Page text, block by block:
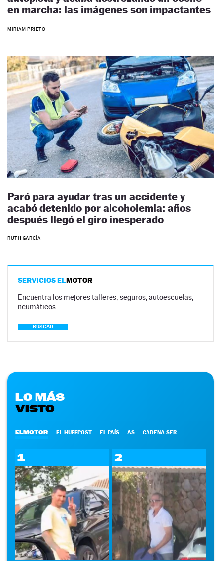
en marcha: las imágenes son impactantes
MIRIAM PRIETO
Paró para ayudar tras un accidente y
acabó detenido por alcoholemia: años
después llegó el giro inesperado
RUTH GARCÍA
SERVICIOS ELMOTOR
Encuentra los mejores talleres, seguros, autoescuelas,
neumáticos…
BUSCAR
LO MÁS
VISTO
ELMOTOR EL HUFFPOST EL PAÍS AS CADENA SER
1 2